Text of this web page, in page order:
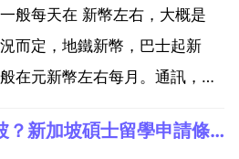
般每天在 新幣左右，大概是
而定，地鐵新幣，巴士起新
在元新幣左右每月。通訊，國
活 費 用。物 品 新加坡 平均如何申請留學新加坡？新加坡碩士留學申請條件有哪些？